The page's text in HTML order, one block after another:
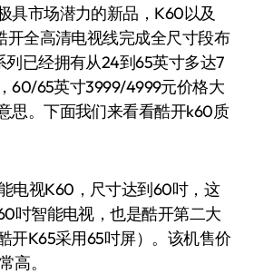
具市场潜力的新品，K60以及
开全高清电视线完成全尺寸段布
列已经拥有从24到65英寸多达7
60/65英寸3999/4999元价格大
思。下面我们来看看酷开k60质
电视K60，尺寸达到60吋，这
吋智能电视，也是酷开第二大
开K65采用65吋屏）。该机售价
高。